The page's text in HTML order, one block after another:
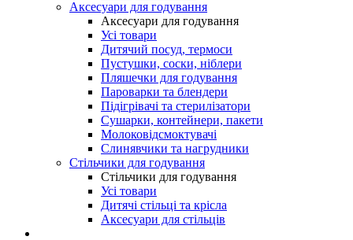
Аксесуари для годування
Аксесуари для годування
Усі товари
Дитячий посуд, термоси
Пустушки, соски, ніблери
Пляшечки для годування
Пароварки та блендери
Підігрівачі та стерилізатори
Сушарки, контейнери, пакети
Молоковідсмоктувачі
Слинявчики та нагрудники
Стільчики для годування
Стільчики для годування
Усі товари
Дитячі стільці та крісла
Аксесуари для стільців